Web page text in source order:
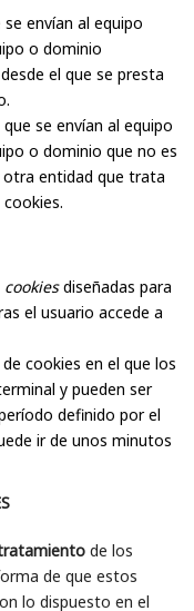
envían al equipo
o dominio
el que se presta
se envían al equipo
o dominio que no es
entidad que trata
cookiesdiseñadas para
el usuario accede a
cookies en el que los
y pueden ser
definido por el
ir de unos minutos
de los
de que estos
lo dispuesto en el